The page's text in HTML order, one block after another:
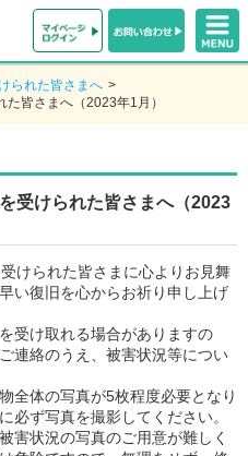
られた皆さまへ >
皆さまへ（2023年1月）
受けられた皆さまへ（2023
けられた皆さまに心よりお見舞
い復旧を心からお祈り申し上げ
受け取れる場合がありますの
連絡のうえ、被害状況等につい
全体の写真が5枚程度必要となり
必ず写真を撮影してください。
害状況の写真のご用意が難しく